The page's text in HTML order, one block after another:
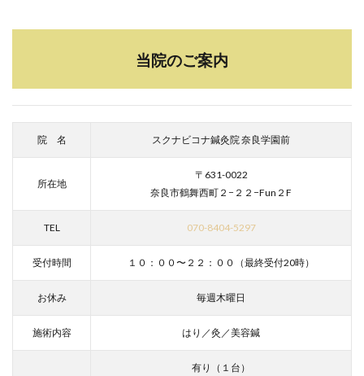
当院のご案内
院 名 スクナビコナ鍼灸院 奈良学園前
所在地
〒631-0022
奈良市鶴舞西町２−２２−Fun２F
TEL 070-8404-5297
受付時間 １０：００〜２２：００（最終受付20時）
お休み 毎週木曜日
施術内容 はり／灸／美容鍼
有り（１台）